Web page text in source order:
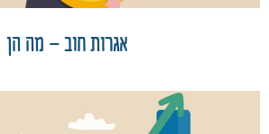
אגרות חוב – מה הן